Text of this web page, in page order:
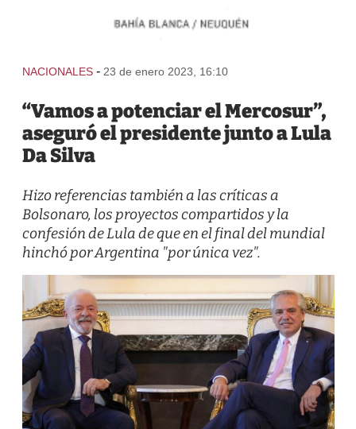
NACIONALES - 23 de enero 2023, 16:10
“Vamos a potenciar el Mercosur”,
aseguró el presidente junto a Lula
Da Silva
Hizo referencias también a las críticas a
Bolsonaro, los proyectos compartidos y la
confesión de Lula de que en el final del mundial
hinchó por Argentina "por única vez".